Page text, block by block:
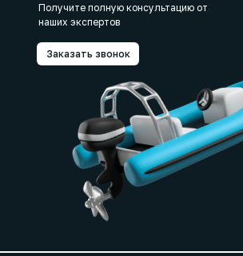
Получите полную консультацию от
наших экспертов
Заказать звонок